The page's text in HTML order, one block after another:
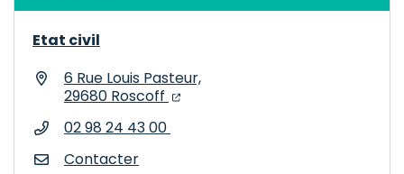
Etat civil
6 Rue Louis Pasteur,
29680 Roscoff (ouverture dans un nouvel
(ouverture dans un nouvel
02 98 24 43 00
Contacter